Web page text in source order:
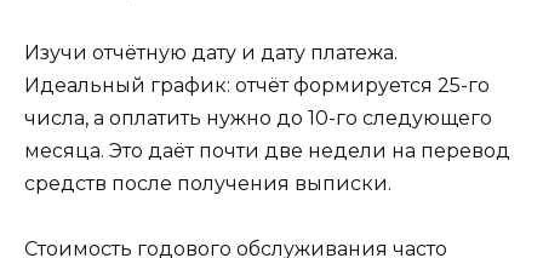
Изучи отчётную дату и дату платежа.
Идеальный график: отчёт формируется 25-го
числа, а оплатить нужно до 10-го следующего
месяца. Это даёт почти две недели на перевод
средств после получения выписки.
Стоимость годового обслуживания часто